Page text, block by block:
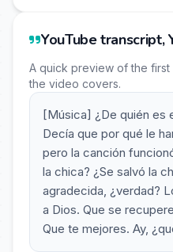
YouTube transcript,
A quick preview of the
the video covers.
[Música] ¿De quién es
Decía que por qué le
pero la canción
la chica? ¿Se salvó la
agradecida, ¿verdad?
a Dios. Que se
Que te mejores. Ay,